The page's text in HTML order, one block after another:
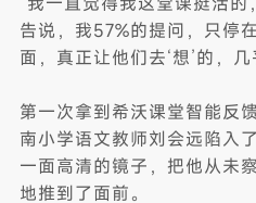
告说，我57%的提问，只停
面，真正让他们去‘想’的，
第一次拿到希沃课堂智能反
南小学语文教师刘会远陷入
一面高清的镜子，把他从未
地推到了面前。